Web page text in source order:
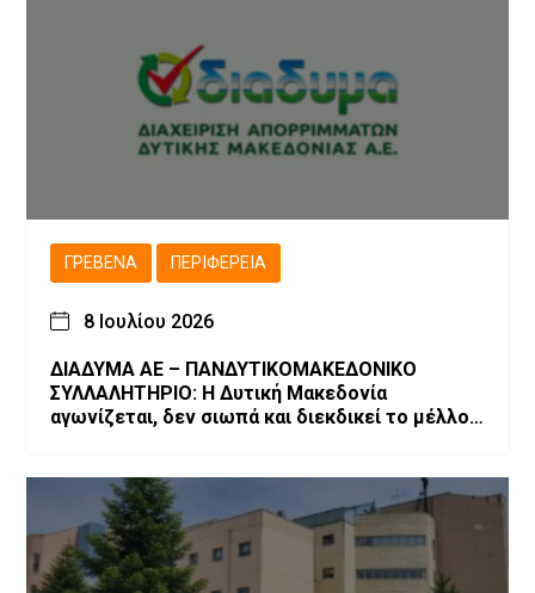
ΓΡΕΒΕΝΆ ΠΕΡΙΦΈΡΕΙΑ
8 Ιουλίου 2026
ΔΙΑΔΥΜΑ ΑΕ – ΠΑΝΔΥΤΙΚΟΜΑΚΕΔΟΝΙΚΟ
ΣΥΛΛΑΛΗΤΗΡΙΟ: Η Δυτική Μακεδονία
αγωνίζεται, δεν σιωπά και διεκδικεί το μέλλον